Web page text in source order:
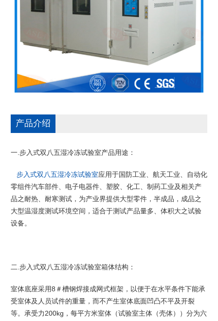
产品介绍
一. 步入式双八五湿冷冻试验室产品用途：
步入式双八五湿冷冻试验室应用于国防工业、航天工业、自动化
零组件汽车部件、电子电器件、塑胶、化工、制药工业及相关产
品之耐热、耐寒测试，为产业界提供大型零件，半成品，成品之
大型温湿度测试环境空间，适合于测试产品量多、体积大之试验
设备。
二 .步入式双八五湿冷冻试验室箱体结构：
室体底座采用8 ＃槽钢焊接成网式框架 ，以便于在水平条件下能承
受室体及人员试件的重量， 而不产生室体底面凹凸不平及开裂
等。承受力 200kg，每平方米室体（试验室主体（壳体））分为六